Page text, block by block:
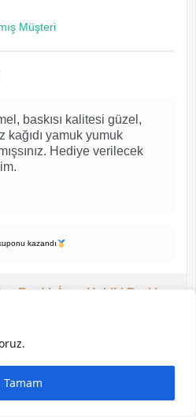
Tamam
Müşteri
baskısı kalitesi güzel,
kağıdı yamuk yumuk
Hediye verilecek
kazandı
– Fındık İnce Hakiki Deri |
Müşteri